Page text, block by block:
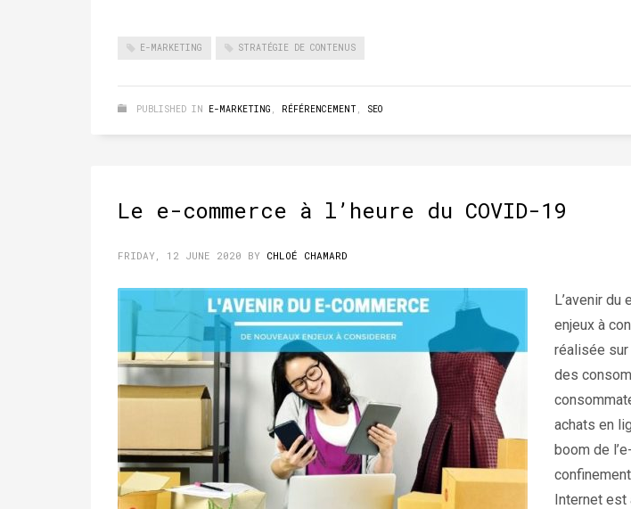
E-MARKETING STRATÉGIE DE CONTENUS
PUBLISHED IN E-MARKETING , RÉFÉRENCEMENT, SEO
Le e-commerce à l’heure du COVID-19
FRIDAY, 12 JUNE 2020 BY CHLOÉ CHAMARD
L’avenir du
enjeux à
réalisée sur
des
achats en
boom de
Internet est